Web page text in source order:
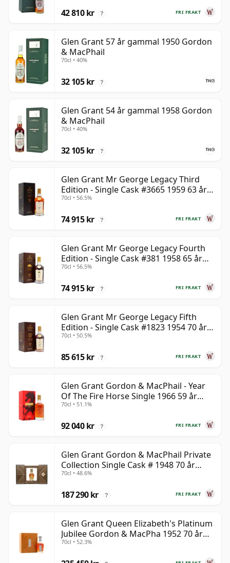
FRI FRAKT
42 810 kr ?
Glen Grant 57 år gammal 1950 Gordon
& MacPhail
70cl • 40%
32 105 kr ?
Glen Grant 54 år gammal 1958 Gordon
& MacPhail
70cl • 40%
32 105 kr ?
Glen Grant Mr George Legacy Third
Edition - Single Cask #3665 1959 63 år
gammal
70cl • 56.5%
FRI FRAKT
74 915 kr ?
Glen Grant Mr George Legacy Fourth
Edition - Single Cask #381 1958 65 år
gammal
70cl • 56.5%
FRI FRAKT
74 915 kr ?
Glen Grant Mr George Legacy Fifth
Edition - Single Cask #1823 1954 70 år
gammal
70cl • 50.5%
FRI FRAKT
85 615 kr ?
Glen Grant Gordon & MacPhail - Year
Of The Fire Horse Single 1966 59 år
gammal
70cl • 51.1%
FRI FRAKT
92 040 kr ?
Glen Grant Gordon & MacPhail Private
Collection Single Cask # 1948 70 år
gammal
70cl • 48.6%
FRI FRAKT
187 290 kr ?
Glen Grant Queen Elizabeth's Platinum
Jubilee Gordon & MacPha 1952 70 år
gammal
70cl • 52.3%